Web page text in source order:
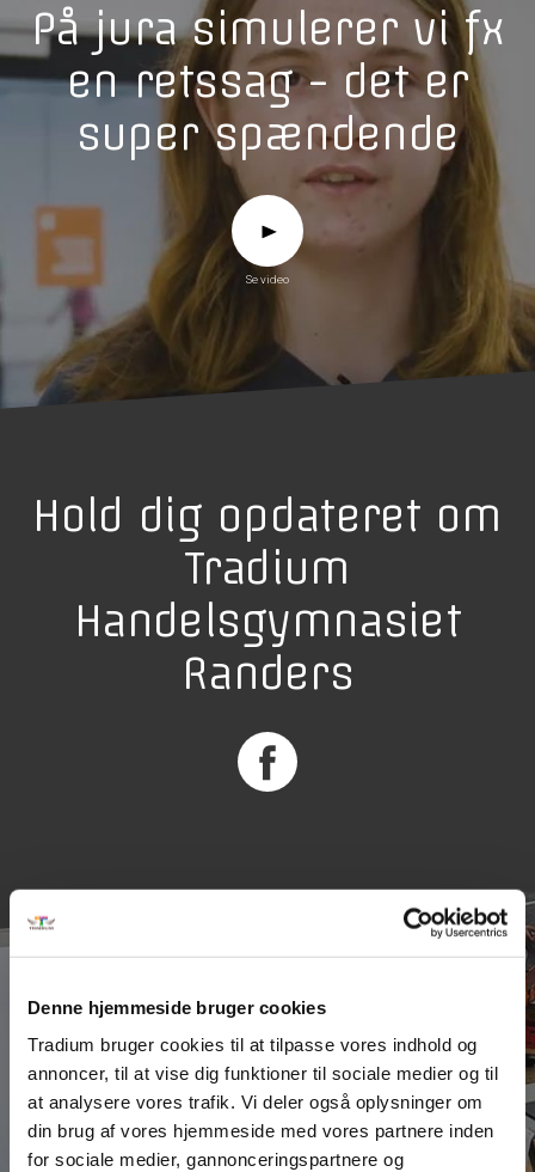
Denne hjemmeside bruger cookies
Tradium bruger cookies til at tilpasse vores indhold og
annoncer, til at vise dig funktioner til sociale medier og til
at analysere vores trafik. Vi deler også oplysninger om
din brug af vores hjemmeside med vores partnere inden
for sociale medier, gannonceringspartnere og
På jura simulerer vi fx
en retssag - det er
super spændende
Se video
Hold dig opdateret om
Tradium
Handelsgymnasiet
Randers
Elever tager deres
uddannelse til næste